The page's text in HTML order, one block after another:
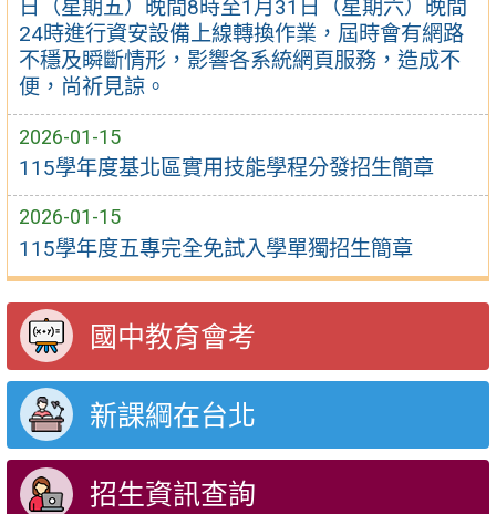
日（星期五）晚間8時至1月31日（星期六）晚間
24時進行資安設備上線轉換作業，屆時會有網路
不穩及瞬斷情形，影響各系統網頁服務，造成不
便，尚祈見諒。
2026-01-15
115學年度基北區實用技能學程分發招生簡章
2026-01-15
115學年度五專完全免試入學單獨招生簡章
國中教育會考
新課綱在台北
招生資訊查詢